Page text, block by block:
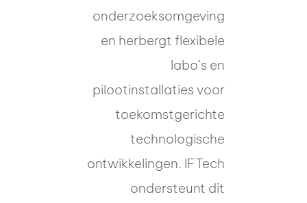
onderzoeksomgeving
en herbergt flexibele
labo’s en
pilootinstallaties voor
toekomstgerichte
technologische
ontwikkelingen. IFTech
ondersteunt dit